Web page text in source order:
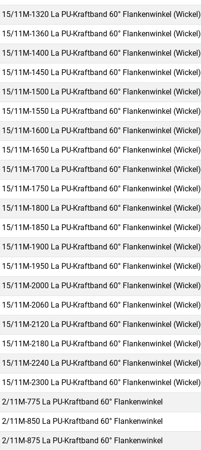
15/11M-1320 La PU-Kraftband 60° Flankenwinkel (Wickel)
15/11M-1360 La PU-Kraftband 60° Flankenwinkel (Wickel)
15/11M-1400 La PU-Kraftband 60° Flankenwinkel (Wickel)
15/11M-1450 La PU-Kraftband 60° Flankenwinkel (Wickel)
15/11M-1500 La PU-Kraftband 60° Flankenwinkel (Wickel)
15/11M-1550 La PU-Kraftband 60° Flankenwinkel (Wickel)
15/11M-1600 La PU-Kraftband 60° Flankenwinkel (Wickel)
15/11M-1650 La PU-Kraftband 60° Flankenwinkel (Wickel)
15/11M-1700 La PU-Kraftband 60° Flankenwinkel (Wickel)
15/11M-1750 La PU-Kraftband 60° Flankenwinkel (Wickel)
15/11M-1800 La PU-Kraftband 60° Flankenwinkel (Wickel)
15/11M-1850 La PU-Kraftband 60° Flankenwinkel (Wickel)
15/11M-1900 La PU-Kraftband 60° Flankenwinkel (Wickel)
15/11M-1950 La PU-Kraftband 60° Flankenwinkel (Wickel)
15/11M-2000 La PU-Kraftband 60° Flankenwinkel (Wickel)
15/11M-2060 La PU-Kraftband 60° Flankenwinkel (Wickel)
15/11M-2120 La PU-Kraftband 60° Flankenwinkel (Wickel)
15/11M-2180 La PU-Kraftband 60° Flankenwinkel (Wickel)
15/11M-2240 La PU-Kraftband 60° Flankenwinkel (Wickel)
15/11M-2300 La PU-Kraftband 60° Flankenwinkel (Wickel)
2/11M-775 La PU-Kraftband 60° Flankenwinkel
2/11M-850 La PU-Kraftband 60° Flankenwinkel
2/11M-875 La PU-Kraftband 60° Flankenwinkel